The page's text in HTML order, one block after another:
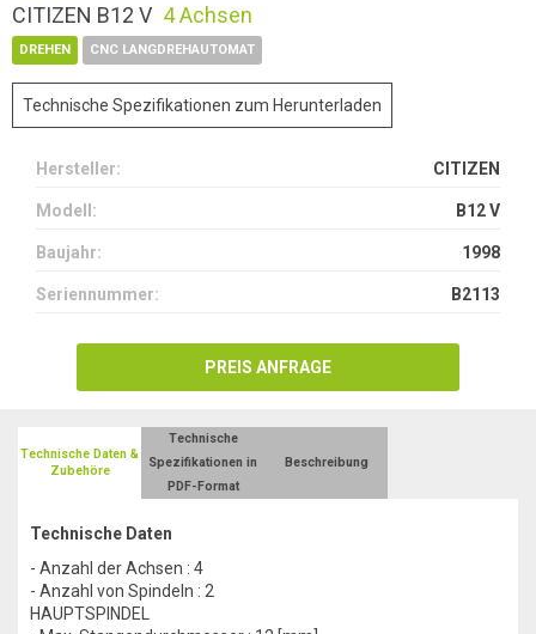
CITIZEN B12 V 4 Achsen
DREHEN CNC LANGDREHAUTOMAT
Technische Spezifikationen zum Herunterladen
Hersteller: CITIZEN
Modell: B12 V
Baujahr: 1998
Seriennummer: B2113
PREIS ANFRAGE
Technische Daten &
Zubehöre
Technische Daten
- Anzahl der Achsen : 4
- Anzahl von Spindeln : 2
HAUPTSPINDEL
Technische
Spezifikationen in
PDF-Format
Beschreibung